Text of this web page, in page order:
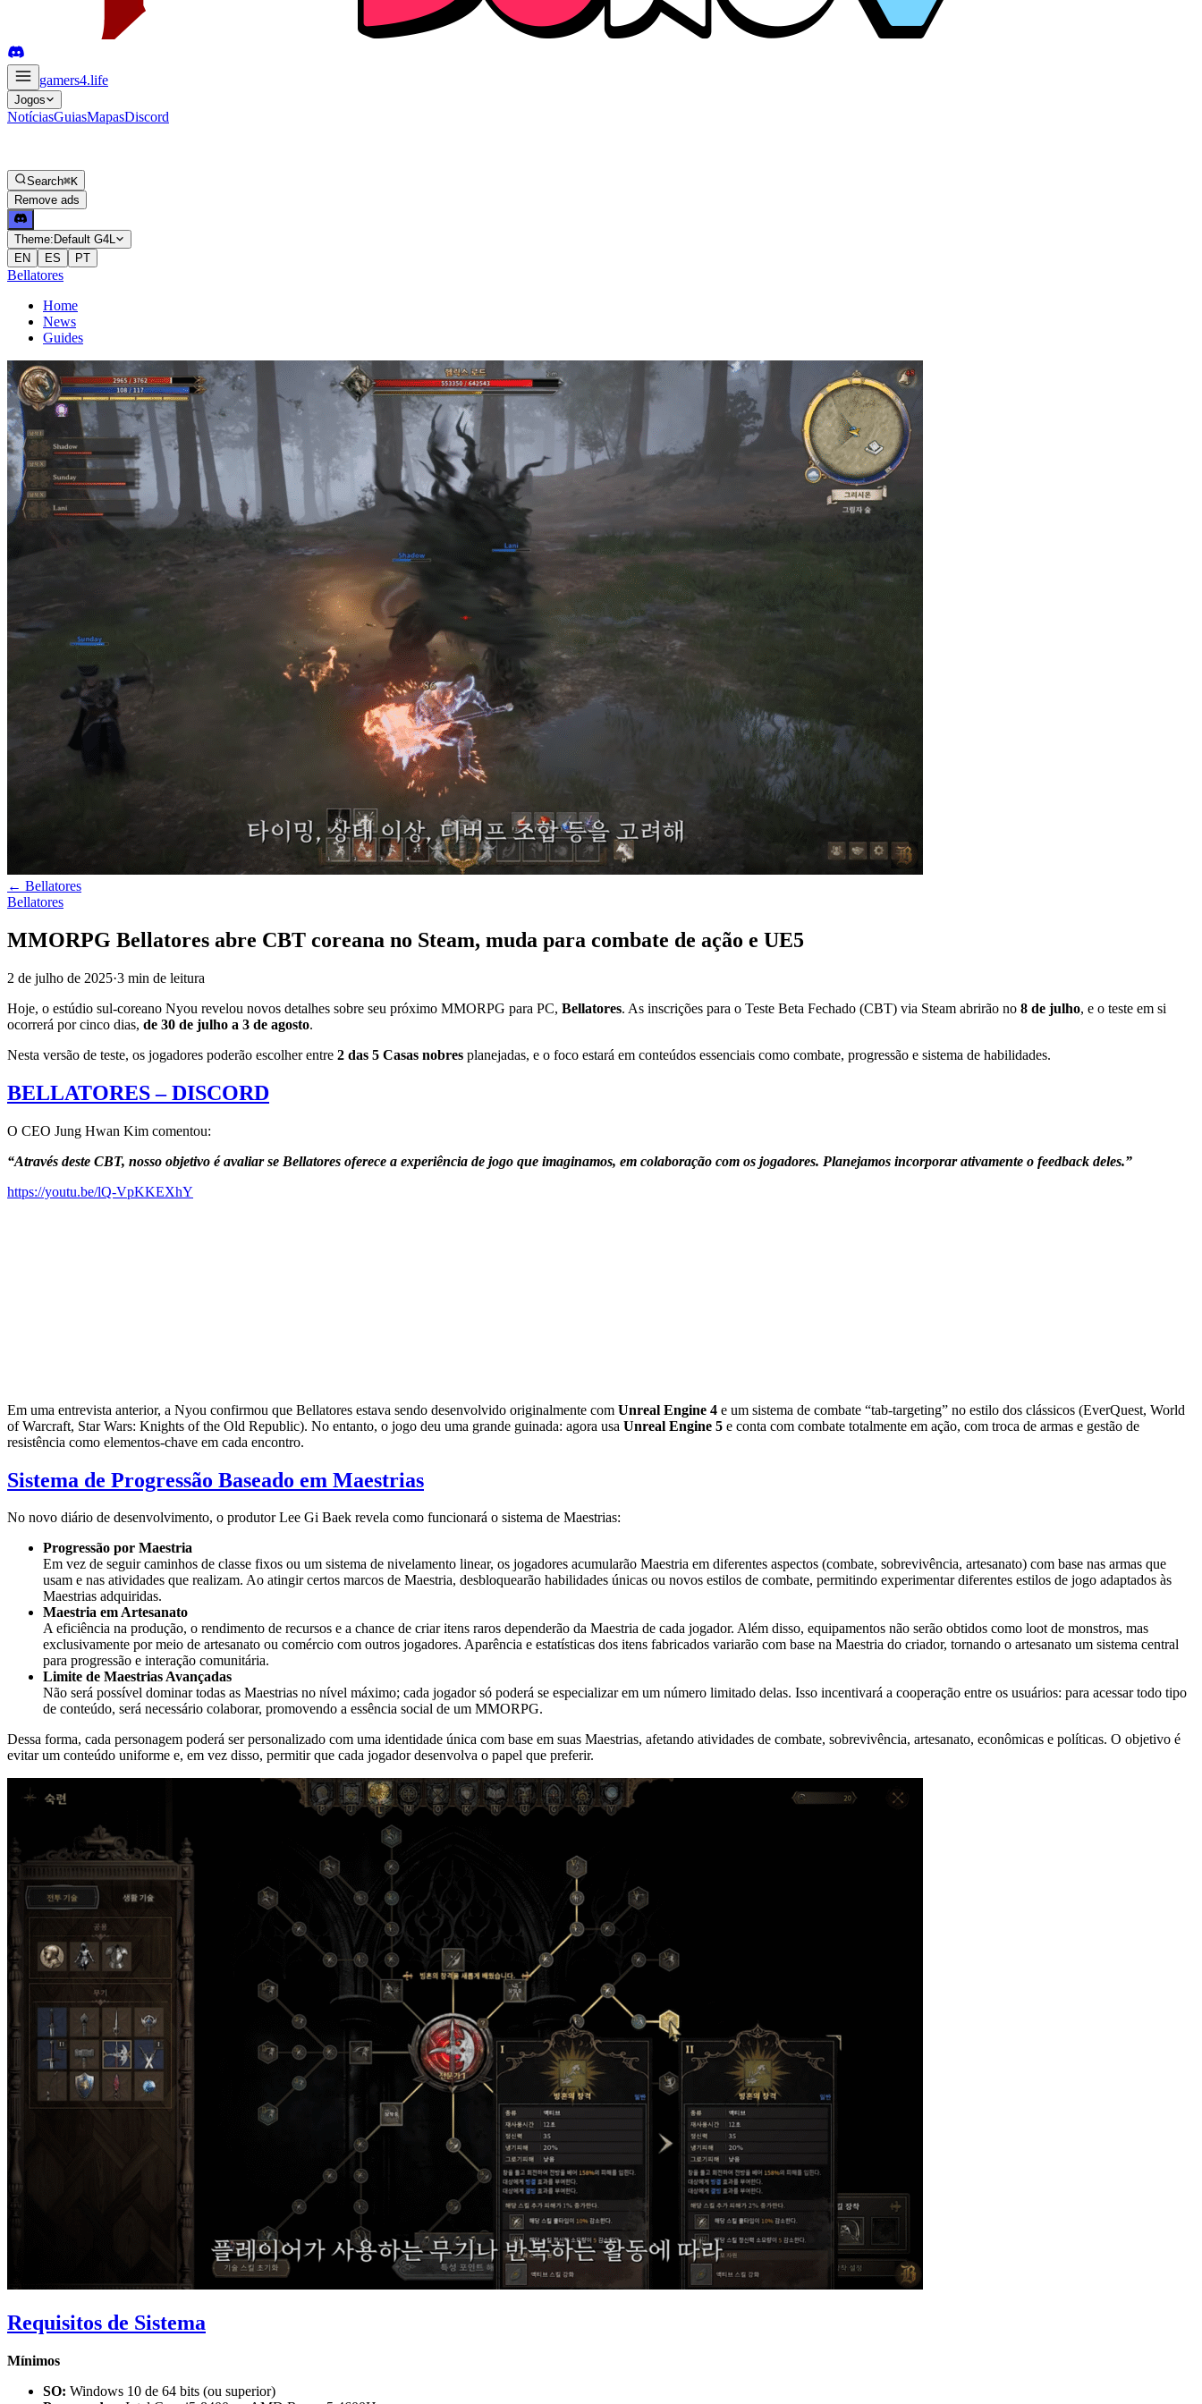
gamers4.life
Jogos
NotíciasGuiasMapasDiscord
Search⌘K
Remove ads
Theme: Default G4L
EN
ES PT
Bellatores
Home
News
Guides
← Bellatores
Bellatores
MMORPG Bellatores abre CBT coreana no Steam, muda para combate de ação e UE5
2 de julho de 2025·3 min de leitura
Hoje, o estúdio sul-coreano Nyou revelou novos detalhes sobre seu próximo MMORPG para PC, Bellatores. As inscrições para o Teste Beta Fechado (CBT) via Steam abrirão no 8 de julho, e o teste em si
ocorrerá por cinco dias, de 30 de julho a 3 de agosto.
Nesta versão de teste, os jogadores poderão escolher entre 2 das 5 Casas nobres planejadas, e o foco estará em conteúdos essenciais como combate, progressão e sistema de habilidades.
BELLATORES – DISCORD
O CEO Jung Hwan Kim comentou:
“Através deste CBT, nosso objetivo é avaliar se Bellatores oferece a experiência de jogo que imaginamos, em colaboração com os jogadores. Planejamos incorporar ativamente o feedback deles.”
https://youtu.be/lQ-VpKKEXhY
Em uma entrevista anterior, a Nyou confirmou que Bellatores estava sendo desenvolvido originalmente com Unreal Engine 4 e um sistema de combate “tab-targeting” no estilo dos clássicos (EverQuest, World
of Warcraft, Star Wars: Knights of the Old Republic). No entanto, o jogo deu uma grande guinada: agora usa Unreal Engine 5 e conta com combate totalmente em ação, com troca de armas e gestão de
resistência como elementos-chave em cada encontro.
Sistema de Progressão Baseado em Maestrias
No novo diário de desenvolvimento, o produtor Lee Gi Baek revela como funcionará o sistema de Maestrias:
Progressão por Maestria
Em vez de seguir caminhos de classe fixos ou um sistema de nivelamento linear, os jogadores acumularão Maestria em diferentes aspectos (combate, sobrevivência, artesanato) com base nas armas que
usam e nas atividades que realizam. Ao atingir certos marcos de Maestria, desbloquearão habilidades únicas ou novos estilos de combate, permitindo experimentar diferentes estilos de jogo adaptados às
Maestrias adquiridas.
Maestria em Artesanato
A eficiência na produção, o rendimento de recursos e a chance de criar itens raros dependerão da Maestria de cada jogador. Além disso, equipamentos não serão obtidos como loot de monstros, mas
exclusivamente por meio de artesanato ou comércio com outros jogadores. Aparência e estatísticas dos itens fabricados variarão com base na Maestria do criador, tornando o artesanato um sistema central
para progressão e interação comunitária.
Limite de Maestrias Avançadas
Não será possível dominar todas as Maestrias no nível máximo; cada jogador só poderá se especializar em um número limitado delas. Isso incentivará a cooperação entre os usuários: para acessar todo tipo
de conteúdo, será necessário colaborar, promovendo a essência social de um MMORPG.
Dessa forma, cada personagem poderá ser personalizado com uma identidade única com base em suas Maestrias, afetando atividades de combate, sobrevivência, artesanato, econômicas e políticas. O objetivo é
evitar um conteúdo uniforme e, em vez disso, permitir que cada jogador desenvolva o papel que preferir.
Requisitos de Sistema
Mínimos
SO: Windows 10 de 64 bits (ou superior)